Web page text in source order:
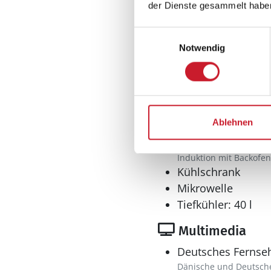
der Dienste gesammelt
Notwendig
Ablehnen
Wohnfläche: 110
Wohnbereich
Flachbildfernseher
Küche
Geschirrspüler
Herd
Induktion mit Backofen
Kühlschrank
Mikrowelle
Tiefkühler: 40 l
Multimedia
Deutsches
Dänische und